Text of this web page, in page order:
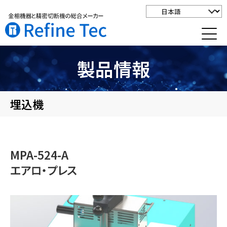
製品情報
埋込機
MPA-524-A
エアロ・プレス